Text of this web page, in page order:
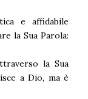
e affidabile
la Sua Parola:
la Sua
a Dio, ma è